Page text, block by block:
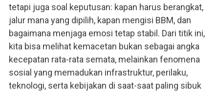
tetapi juga soal keputusan: kapan harus berangkat,
jalur mana yang dipilih, kapan mengisi BBM, dan
bagaimana menjaga emosi tetap stabil. Dari titik ini,
kita bisa melihat kemacetan bukan sebagai angka
kecepatan rata-rata semata, melainkan fenomena
sosial yang memadukan infrastruktur, perilaku,
teknologi, serta kebijakan di saat-saat paling sibuk